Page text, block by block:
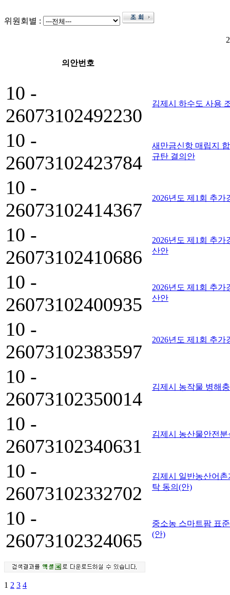
위원회별 :
의안번호
10 -
26073102492230
김제시 하수도 사용
10 -
26073102423784
새만금신항 매립지
규탄 결의안
10 -
26073102414367
2026년도 제1회 추
10 -
26073102410686
2026년도 제1회 추
산안
10 -
26073102400935
2026년도 제1회 추
산안
10 -
26073102383597
2026년도 제1회 추
10 -
26073102350014
김제시 농작물 병해
10 -
26073102340631
김제시 농산물안전
10 -
26073102332702
김제시 일반농산어
탁 동의(안)
10 -
26073102324065
중소농 스마트팜 표
(안)
1 2 3 4